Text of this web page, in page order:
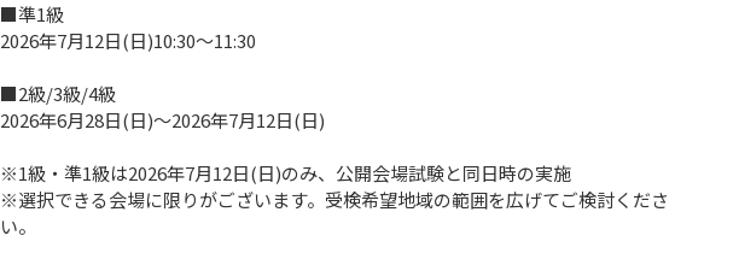
■準1級
2026年7月12日(日)10:30～11:30
■2級/3級/4級
2026年6月28日(日)～2026年7月12日(日)
※1級・準1級は2026年7月12日(日)のみ、公開会場試験と同日時の実施
※選択できる会場に限りがございます。受検希望地域の範囲を広げてご検討くださ
い。